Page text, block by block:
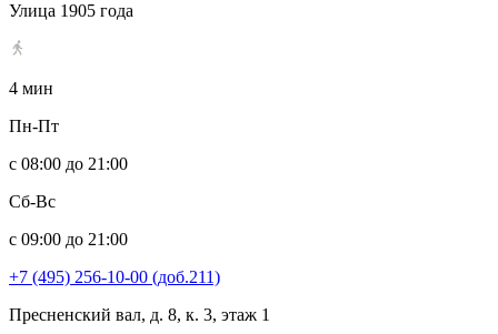
Улица 1905 года
4 мин
Пн-Пт
с 08:00 до 21:00
Сб-Вс
с 09:00 до 21:00
+7 (495) 256-10-00 (доб.211)
Пресненский вал, д. 8, к. 3, этаж 1